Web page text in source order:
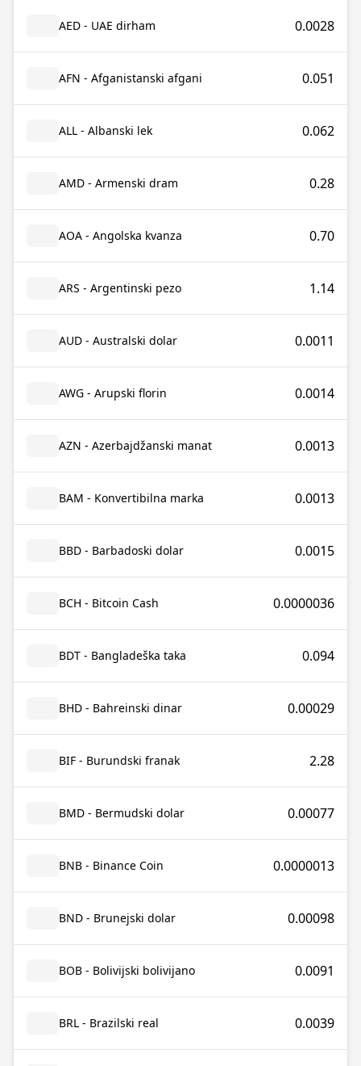
AED - UAE dirham 0.0028
AFN - Afganistanski afgani 0.051
ALL - Albanski lek 0.062
AMD - Armenski dram 0.28
AOA - Angolska kvanza 0.70
ARS - Argentinski pezo 1.14
AUD - Australski dolar 0.0011
AWG - Arupski florin 0.0014
AZN - Azerbajdžanski manat 0.0013
BAM - Konvertibilna marka 0.0013
BBD - Barbadoski dolar 0.0015
BCH - Bitcoin Cash 0.0000036
BDT - Bangladeška taka 0.094
BHD - Bahreinski dinar 0.00029
BIF - Burundski franak 2.28
BMD - Bermudski dolar 0.00077
BNB - Binance Coin 0.0000013
BND - Brunejski dolar 0.00098
BOB - Bolivijski bolivijano 0.0091
BRL - Brazilski real 0.0039